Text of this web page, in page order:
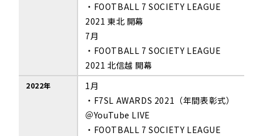
・FOOTBALL 7 SOCIETY LEAGUE
2021 東北 開幕
7月
・FOOTBALL 7 SOCIETY LEAGUE
2021 北信越 開幕
2022年
1月
・F7SL AWARDS 2021（年間表彰式）
＠YouTube LIVE
・FOOTBALL 7 SOCIETY LEAGUE